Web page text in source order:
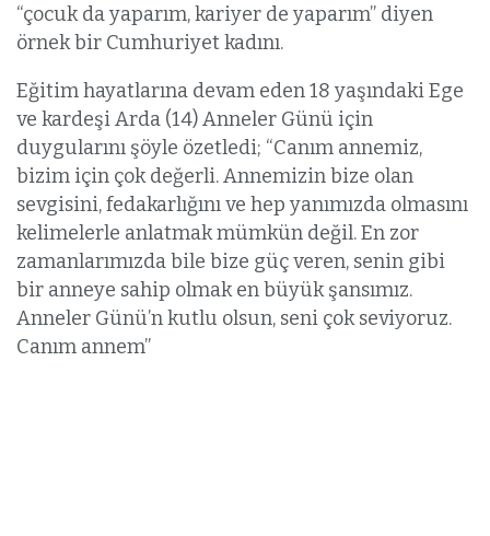
“çocuk da yaparım, kariyer de yaparım” diyen
örnek bir Cumhuriyet kadını.
Eğitim hayatlarına devam eden 18 yaşındaki Ege
ve kardeşi Arda (14) Anneler Günü için
duygularını şöyle özetledi; “Canım annemiz,
bizim için çok değerli. Annemizin bize olan
sevgisini, fedakarlığını ve hep yanımızda olmasını
kelimelerle anlatmak mümkün değil. En zor
zamanlarımızda bile bize güç veren, senin gibi
bir anneye sahip olmak en büyük şansımız.
Anneler Günü’n kutlu olsun, seni çok seviyoruz.
Canım annem”